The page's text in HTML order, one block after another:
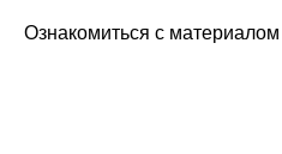
Ознакомиться с